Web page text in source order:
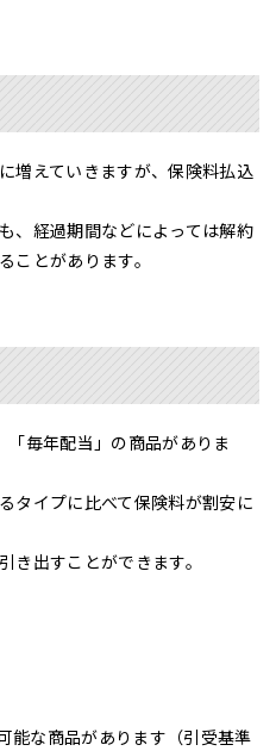
増えていきますが、保険料払込
、経過期間などによっては解約
ことがあります。
「毎年配当」の商品がありま
タイプに比べて保険料が割安に
き出すことができます。
能な商品があります（引受基準